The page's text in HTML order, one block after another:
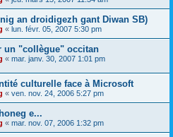
an droidigezh gant Diwan SB)
« lun. févr. 05, 2007 5:30 pm
un "collègue" occitan
« mar. janv. 30, 2007 1:01 pm
culturelle face à Microsoft
« ven. nov. 24, 2006 5:27 pm
e...
« mar. nov. 07, 2006 1:32 pm